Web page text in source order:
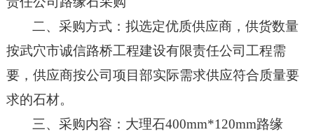
二、采购方式： 拟选定优质供应商，供货数量
按武穴市诚信路桥工程建设有限责任公司工程需
要，供应商按公司项目部实际需求供应符合质量要
求的石材。
三、采购内容：大理石400mm*120mm路缘